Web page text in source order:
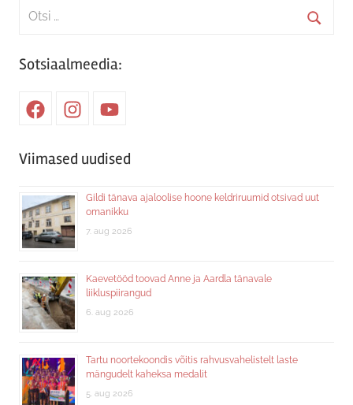
Search
Sotsiaalmeedia:
FacebookInstagramYoutube
Viimased uudised
Gildi tänava ajaloolise hoone keldriruumid otsivad uut
omanikku
7. aug 2026
Kaevetööd toovad Anne ja Aardla tänavale
liikluspiirangud
6. aug 2026
Tartu noortekoondis võitis rahvusvahelistelt laste
mängudelt kaheksa medalit
5. aug 2026